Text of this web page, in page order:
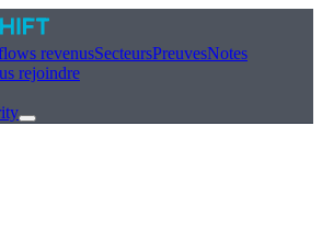
revenusSecteursPreuvesNotes
rejoindre